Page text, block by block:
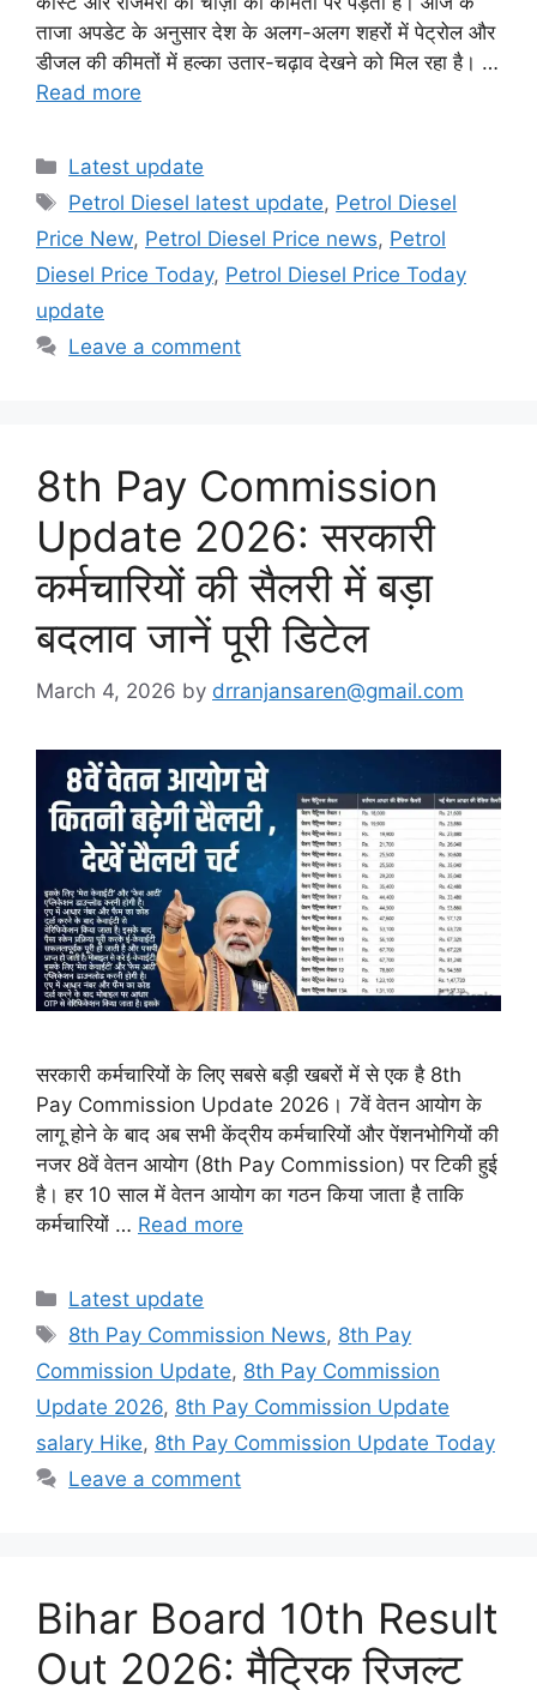
ताजा अपडेट के अनुसार देश के अलग-अलग शहरों में पेट्रोल और
डीजल की कीमतों में हल्का उतार-चढ़ाव देखने को मिल रहा है। …
Read more
Categories
Latest update
Tags
Petrol Diesel latest update, Petrol Diesel
Price New, Petrol Diesel Price news, Petrol
Diesel Price Today, Petrol Diesel Price Today
update
Leave a comment
8th Pay Commission
Update 2026: सरकारी
कर्मचारियों की सैलरी में बड़ा
बदलाव जानें पूरी डिटेल
March 4, 2026 by drranjansaren@gmail.com
सरकारी कर्मचारियों के लिए सबसे बड़ी खबरों में से एक है 8th
Pay Commission Update 2026। 7वें वेतन आयोग के
लागू होने के बाद अब सभी केंद्रीय कर्मचारियों और पेंशनभोगियों की
नजर 8वें वेतन आयोग (8th Pay Commission) पर टिकी हुई
है। हर 10 साल में वेतन आयोग का गठन किया जाता है ताकि
कर्मचारियों … Read more
Categories
Latest update
Tags
8th Pay Commission News, 8th Pay
Commission Update, 8th Pay Commission
Update 2026, 8th Pay Commission Update
salary Hike, 8th Pay Commission Update Today
Leave a comment
Bihar Board 10th Result
Out 2026: मैट्रिक रिजल्ट